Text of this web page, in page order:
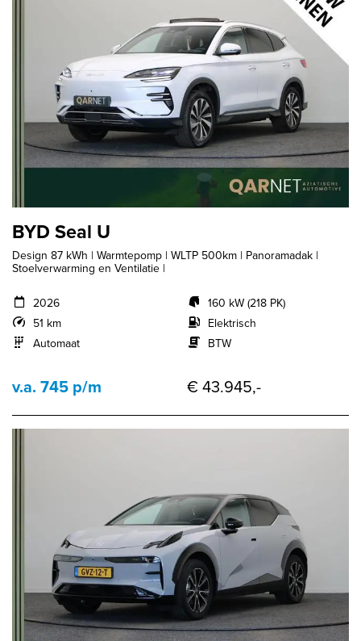
BYD Seal U
Design 87 kWh | Warmtepomp | WLTP 500km | Panoramadak |
Stoelverwarming en Ventilatie |
2026
51 km
Automaat
160 kW (218 PK)
Elektrisch
BTW
v.a. 745 p/m € 43.945,-